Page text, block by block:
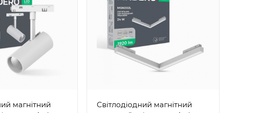
магнітний
Світлодіодний магнітний